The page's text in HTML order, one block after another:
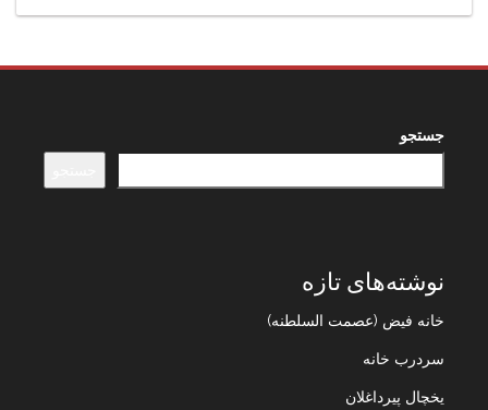
جستجو
نوشته‌های تازه
خانه فیض (عصمت السلطنه)
سردرب خانه
یخچال پیرداغلان